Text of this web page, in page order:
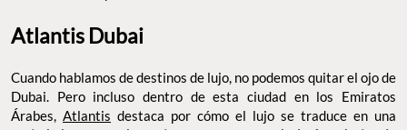
Cuando hablamos de destinos de lujo, no podemos quitar el ojo
Árabes,Atlantisdestaca por cómo el lujo se traduce en una
variedad enorme de opciones para que cada huésped viva la
estancia de sus sueños . Eso sí, todas curadas bajo los más